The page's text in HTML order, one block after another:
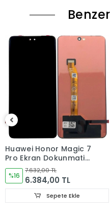
Sizinle irtibata gecektir.
ekranı dışardan deneyiniz.)
Sorun yoksa Montajına
Montajı
değişimi yoktur.
Ürün Değişimlerinde KARGO
iadelerinde Kargo Bedelleri
Ürün Değişimler "Garanti ve
Huawei Honor Magic 7
Pro Ekran Dokunmatik
Cam ORJINAL
%16
7.632,00 TL
6.384,00 TL
Sepete Ekle